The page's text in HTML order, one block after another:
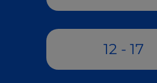
12 - 17